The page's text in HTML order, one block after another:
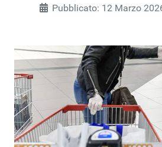
Pubblicato: 12 Marzo